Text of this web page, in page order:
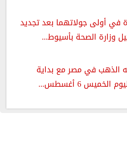
في أولى جولاتهما بعد تجديد
وزارة الصحة بأسيوط...
الذهب في مصر مع بداية
6 أغسطس...